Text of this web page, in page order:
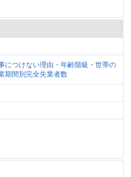
につけない理由・年齢階級・世帯の
期間別完全失業者数